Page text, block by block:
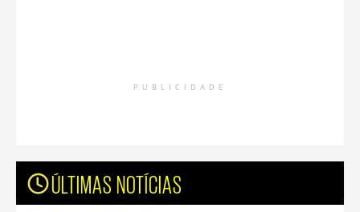
PUBLICIDADE
ÚLTIMAS NOTÍCIAS